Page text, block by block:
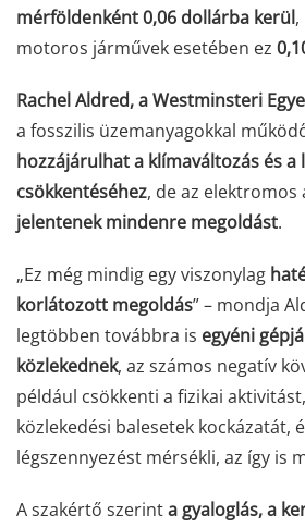
mérföldenként 0,06 dollárba kerül
motoros járművek esetében ez
Rachel Aldred, a Westminsteri
a fosszilis üzemanyagokkal
hozzájárulhat a klímaváltozás és a
csökkentéséhez, de az elektromos
jelentenek mindenre megoldást.
„Ez még mindig egy viszonylag
korlátozott megoldás” – mondja
legtöbben továbbra is egyéni
közlekednek, az számos negatív
például csökkenti a fizikai
közlekedési balesetek kockázatát,
légszennyezést mérsékli, az így is
A szakértő szerinta gyaloglás, a